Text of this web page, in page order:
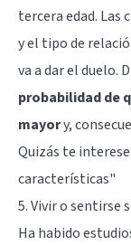
tercera edad. Las
y el tipo de
va a dar el duelo. D
probabilidad de
mayory,
Quizás te interese:
características"
5. Vivir o sentirse
Ha habido